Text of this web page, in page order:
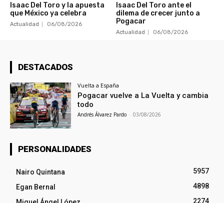
Isaac Del Toro y la apuesta
que México ya celebra
Actualidad 06/08/2026
Isaac Del Toro ante el
dilema de crecer junto a
Pogacar
Actualidad 06/08/2026
DESTACADOS
Vuelta a España
Pogacar vuelve a La Vuelta y cambia
todo
Andrés Álvarez Pardo - 03/08/2026
PERSONALIDADES
Nairo Quintana
5957
Egan Bernal
4898
2274